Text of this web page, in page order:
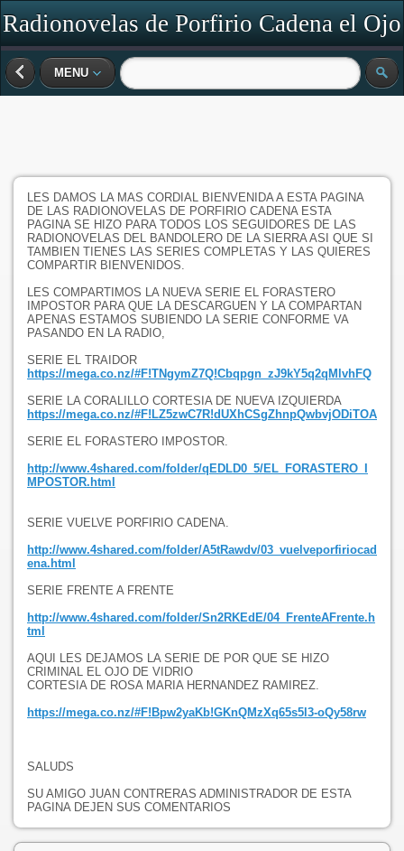
Radionovelas de Porfirio Cadena el Ojo
MENU
LES DAMOS LA MAS CORDIAL BIENVENIDA A ESTA PAGINA
DE LAS RADIONOVELAS DE PORFIRIO CADENA ESTA
PAGINA SE HIZO PARA TODOS LOS SEGUIDORES DE LAS
RADIONOVELAS DEL BANDOLERO DE LA SIERRA ASI QUE SI
TAMBIEN TIENES LAS SERIES COMPLETAS Y LAS QUIERES
COMPARTIR BIENVENIDOS.
LES COMPARTIMOS LA NUEVA SERIE EL FORASTERO
IMPOSTOR PARA QUE LA DESCARGUEN Y LA COMPARTAN
APENAS ESTAMOS SUBIENDO LA SERIE CONFORME VA
PASANDO EN LA RADIO,
SERIE EL TRAIDOR
https://mega.co.nz/#F!TNgymZ7Q!Cbqpgn_zJ9kY5q2qMlvhFQ
SERIE LA CORALILLO CORTESIA DE NUEVA IZQUIERDA
https://mega.co.nz/#F!LZ5zwC7R!dUXhCSgZhnpQwbvjODiTOA
SERIE EL FORASTERO IMPOSTOR.
http://www.4shared.com/folder/qEDLD0_5/EL_FORASTERO_I
MPOSTOR.html
SERIE VUELVE PORFIRIO CADENA.
http://www.4shared.com/folder/A5tRawdv/03_vuelveporfiriocad
ena.html
SERIE FRENTE A FRENTE
http://www.4shared.com/folder/Sn2RKEdE/04_FrenteAFrente.h
tml
AQUI LES DEJAMOS LA SERIE DE POR QUE SE HIZO
CRIMINAL EL OJO DE VIDRIO
CORTESIA DE ROSA MARIA HERNANDEZ RAMIREZ.
https://mega.co.nz/#F!Bpw2yaKb!GKnQMzXq65s5l3-oQy58rw
SALUDS
SU AMIGO JUAN CONTRERAS ADMINISTRADOR DE ESTA
PAGINA DEJEN SUS COMENTARIOS